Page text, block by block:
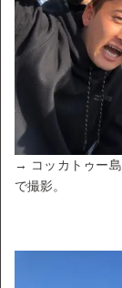
→ コッカトゥー
で撮影。